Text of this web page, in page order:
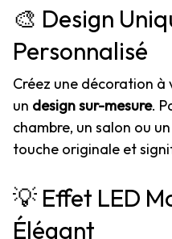
🎨 Design
Personnalisé
Créez une décoration
un design sur-mesure.
chambre, un salon ou
touche originale et
💡 Effet LED
Élégant